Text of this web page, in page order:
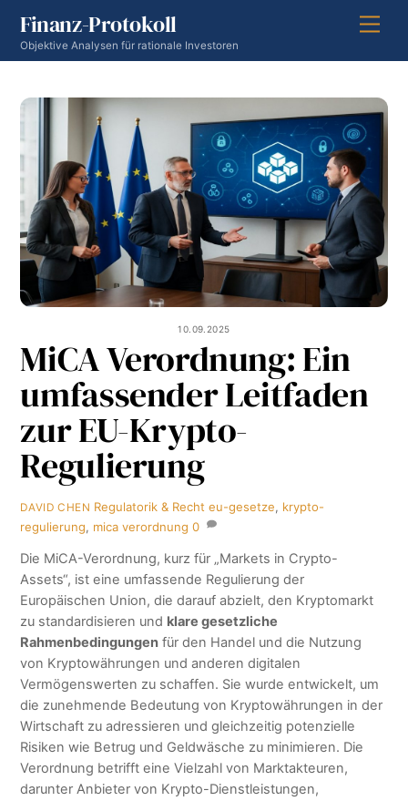
content
Finanz-Protokoll
Objektive Analysen für rationale Investoren
10.09.2025
MiCA Verordnung: Ein
umfassender Leitfaden
zur EU-Krypto-
Regulierung
DAVID CHEN Regulatorik & Recht eu-gesetze, krypto-
regulierung, mica verordnung 0
Die MiCA-Verordnung, kurz für „Markets in Crypto-
Assets“, ist eine umfassende Regulierung der
Europäischen Union, die darauf abzielt, den Kryptomarkt
zu standardisieren und klare gesetzliche
Rahmenbedingungen für den Handel und die Nutzung
von Kryptowährungen und anderen digitalen
Vermögenswerten zu schaffen. Sie wurde entwickelt, um
die zunehmende Bedeutung von Kryptowährungen in der
Wirtschaft zu adressieren und gleichzeitig potenzielle
Risiken wie Betrug und Geldwäsche zu minimieren. Die
Verordnung betrifft eine Vielzahl von Marktakteuren,
darunter Anbieter von Krypto-Dienstleistungen,